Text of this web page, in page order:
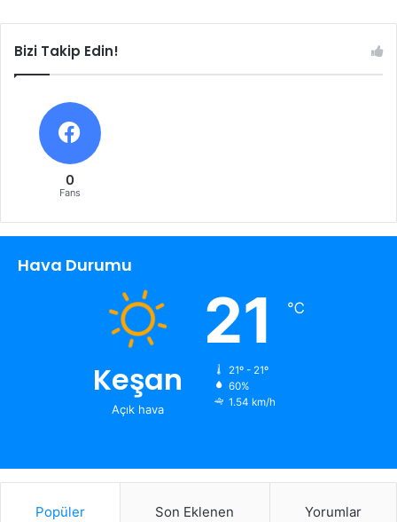
Bizi Takip Edin!
0
Fans
Hava Durumu
Keşan
Açık hava
21 ℃
21º - 21º
60%
1.54 km/h
Popüler Son Eklenen Yorumlar